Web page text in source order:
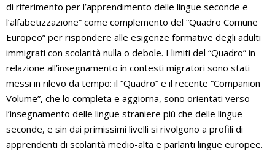
di riferimento per l’apprendimento delle lingue seconde e
l’alfabetizzazione” come complemento del “Quadro Comune
Europeo” per rispondere alle esigenze formative degli adulti
immigrati con scolarità nulla o debole. I limiti del “Quadro” in
relazione all’insegnamento in contesti migratori sono stati
messi in rilevo da tempo: il “Quadro” e il recente “Companion
Volume”, che lo completa e aggiorna, sono orientati verso
l’insegnamento delle lingue straniere più che delle lingue
seconde, e sin dai primissimi livelli si rivolgono a profili di
apprendenti di scolarità medio-alta e parlanti lingue europee.